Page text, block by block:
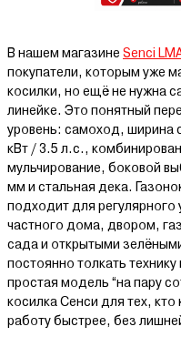
В нашем магазине Senci
покупатели, которым уже
косилки, но ещё не нужна
линейке. Это понятный
уровень: самоход, ширина
кВт / 3.5 л.с.,
мульчирование, боковой
мм и стальная дека.
подходит для регулярного
частного дома, двором,
сада и открытыми
постоянно толкать
простая модель “на пару
косилка Сенси для тех, кто
работу быстрее, без